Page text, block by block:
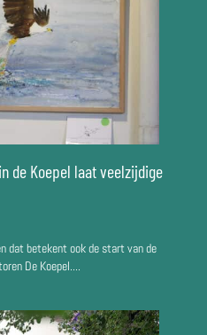
de Koepel laat veelzijdige
dat betekent ook de start van de
De Koepel....